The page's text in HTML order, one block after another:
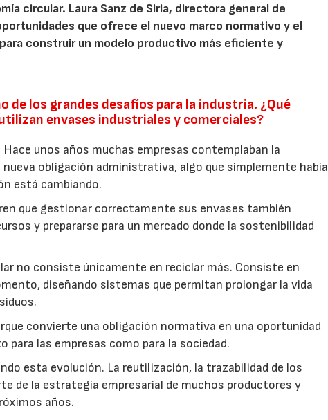
circular. Laura Sanz de Siria, directora general de
que ofrece el nuevo marco normativo y el
construir un modelo productivo más eficiente y
de los grandes desafíos para la industria. ¿Qué
envases industriales y comerciales?
unos años muchas empresas contemplaban la
obligación administrativa, algo que simplemente había
está cambiando.
que gestionar correctamente sus envases también
y prepararse para un mercado donde la sostenibilidad
no consiste únicamente en reciclar más. Consiste en
diseñando sistemas que permitan prolongar la vida
convierte una obligación normativa en una oportunidad
las empresas como para la sociedad.
esta evolución. La reutilización, la trazabilidad de los
de la estrategia empresarial de muchos productores y
años.